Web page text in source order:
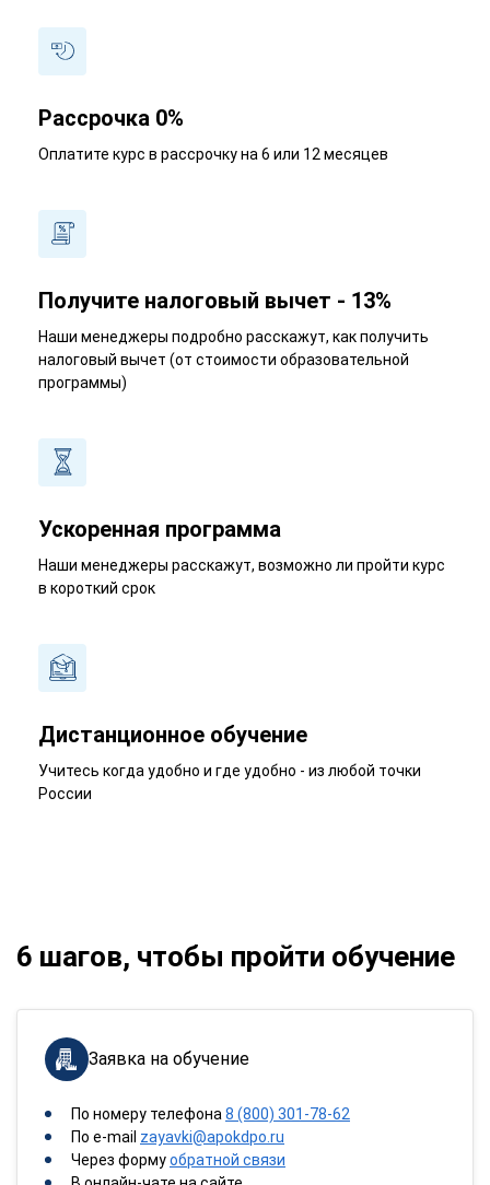
Рассрочка 0%
Оплатите курс в рассрочку на 6 или 12 месяцев
Получите налоговый вычет - 13%
Наши менеджеры подробно расскажут, как получить
налоговый вычет (от стоимости образовательной
программы)
Ускоренная программа
Наши менеджеры расскажут, возможно ли пройти курс
в короткий срок
Дистанционное обучение
Учитесь когда удобно и где удобно - из любой точки
России
6 шагов, чтобы пройти обучение
Заявка на обучение
По номеру телефона 8 (800) 301-78-62
По e-mail zayavki@apokdpo.ru
Через формуобратной связи